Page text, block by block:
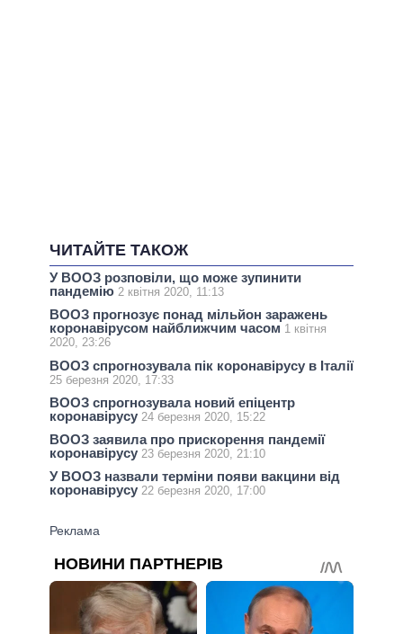
ЧИТАЙТЕ ТАКОЖ
У ВООЗ розповіли, що може зупинити
пандемію 2 квітня 2020, 11:13
ВООЗ прогнозує понад мільйон заражень
коронавірусом найближчим часом 1 квітня
2020, 23:26
ВООЗ спрогнозувала пік коронавірусу в Італії
25 березня 2020, 17:33
ВООЗ спрогнозувала новий епіцентр
коронавірусу 24 березня 2020, 15:22
ВООЗ заявила про прискорення пандемії
коронавірусу 23 березня 2020, 21:10
У ВООЗ назвали терміни появи вакцини від
коронавірусу 22 березня 2020, 17:00